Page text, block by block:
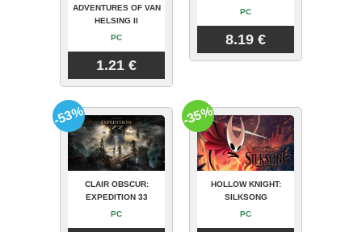
ADVENTURES OF VAN
HELSING II
PC
1.21 €
PC
8.19 €
CLAIR OBSCUR:
EXPEDITION 33
PC
-53%
HOLLOW KNIGHT:
SILKSONG
PC
-35%